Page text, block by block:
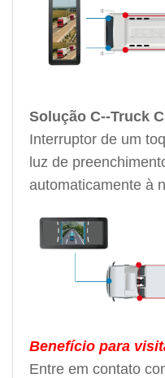
Solução C--Truck
Interruptor de um
luz de
automaticamente à
Benefício para
Entre em contato